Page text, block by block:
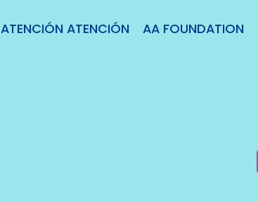
ATENCIÓN ATENCIÓN AA FOUNDATION